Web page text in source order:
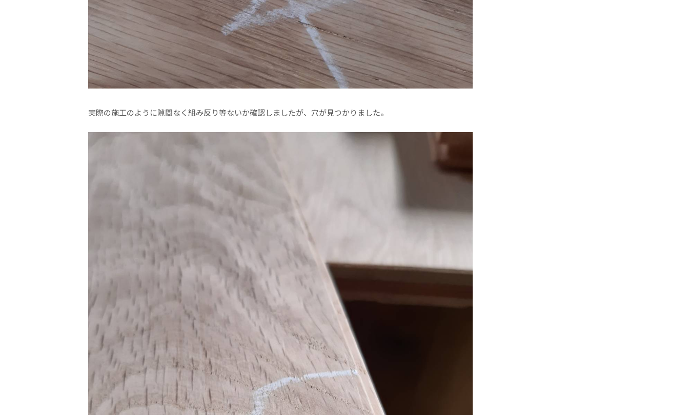
実際の施工のように隙間なく組み反り等ないか確認しましたが、穴が見つかりました。